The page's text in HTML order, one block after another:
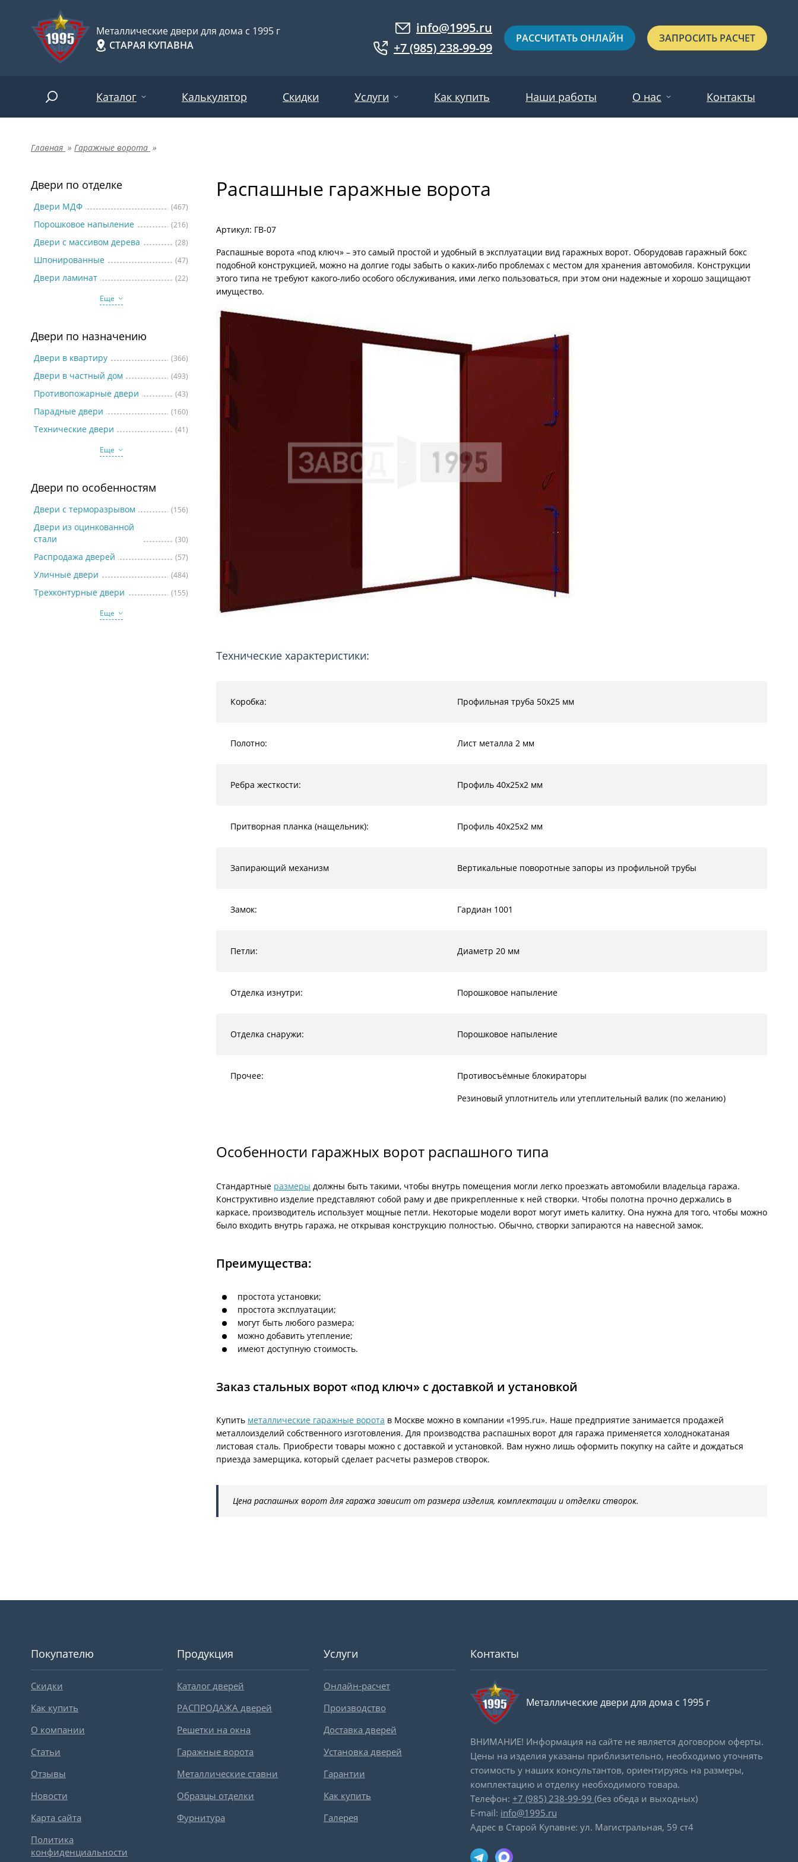
Металлические двери для дома с 1995 г
СТАРАЯ КУПАВНА
info@1995.ru
+7 (985) 238-99-99
РАССЧИТАТЬ ОНЛАЙН ЗАПРОСИТЬ РАСЧЕТ
Каталог
Двери по отделке
Двери по назначению
Двери по особенностям
Двери с массивом дерева
Шпонированные
Двери с винилискожей
Белые двери
Светлые двери
Коричневые двери
С выдавленным рисунком
С металлофиленкой
Калькулятор Скидки Услуги Как купить Наши работы О нас Контакты
Главная » Гаражные ворота »
Двери по отделке
Двери МДФ (467)
Порошковое напыление (216)
Двери с массивом дерева (28)
Шпонированные (47)
Двери ламинат
(22)
Еще
Двери по назначению
Двери в квартиру (366)
Двери в частный дом (493)
Противопожарные двери (43)
Парадные двери (160)
Технические двери
(41)
Еще
Двери по особенностям
Двери с терморазрывом (156)
Двери из оцинкованной
стали
(30)
Распродажа дверей (57)
Уличные двери (484)
Трехконтурные двери
(155)
Еще
Распашные гаражные ворота
Артикул: ГВ-07
Распашные ворота «под ключ» – это самый простой и удобный в эксплуатации вид гаражных ворот. Оборудовав гаражный бокс
подобной конструкцией, можно на долгие годы забыть о каких-либо проблемах с местом для хранения автомобиля. Конструкции
этого типа не требуют какого-либо особого обслуживания, ими легко пользоваться, при этом они надежные и хорошо защищают
имущество.
Технические характеристики:
Коробка: Профильная труба 50х25 мм
Полотно: Лист металла 2 мм
Ребра жесткости: Профиль 40х25х2 мм
Притворная планка (нащельник): Профиль 40х25х2 мм
Запирающий механизм Вертикальные поворотные запоры из профильной трубы
Замок: Гардиан 1001
Петли: Диаметр 20 мм
Отделка изнутри: Порошковое напыление
Отделка снаружи: Порошковое напыление
Прочее:
Противосъёмные блокираторы
Резиновый уплотнитель или утеплительный валик (по желанию)
Особенности гаражных ворот распашного типа
Стандартные размеры должны быть такими, чтобы внутрь помещения могли легко проезжать автомобили владельца гаража.
Конструктивно изделие представляют собой раму и две прикрепленные к ней створки. Чтобы полотна прочно держались в
каркасе, производитель использует мощные петли. Некоторые модели ворот могут иметь калитку. Она нужна для того, чтобы можно
было входить внутрь гаража, не открывая конструкцию полностью. Обычно, створки запираются на навесной замок.
Преимущества:
простота установки;
простота эксплуатации;
могут быть любого размера;
можно добавить утепление;
имеют доступную стоимость.
Заказ стальных ворот «под ключ» с доставкой и установкой
Купить металлические гаражные ворота в Москве можно в компании «1995.ru». Наше предприятие занимается продажей
металлоизделий собственного изготовления. Для производства распашных ворот для гаража применяется холоднокатаная
листовая сталь. Приобрести товары можно с доставкой и установкой. Вам нужно лишь оформить покупку на сайте и дождаться
приезда замерщика, который сделает расчеты размеров створок.
Цена распашных ворот для гаража зависит от размера изделия, комплектации и отделки створок.
Покупателю
Скидки
Как купить
О компании
Статьи
Отзывы
Новости
Карта сайта
Политика
конфиденциальности
Продукция
Каталог дверей
РАСПРОДАЖА дверей
Решетки на окна
Гаражные ворота
Металлические ставни
Образцы отделки
Фурнитура
Услуги
Онлайн-расчет
Производство
Доставка дверей
Установка дверей
Гарантии
Как купить
Галерея
Контакты
Металлические двери для дома с 1995 г
ВНИМАНИЕ! Информация на сайте не является договором оферты.
Цены на изделия указаны приблизительно, необходимо уточнять
стоимость у наших консультантов, ориентируясь на размеры,
комплектацию и отделку необходимого товара.
Телефон: +7 (985) 238-99-99 (без обеда и выходных)
E-mail: info@1995.ru
Адрес в Старой Купавне: ул. Магистральная, 59 ст4